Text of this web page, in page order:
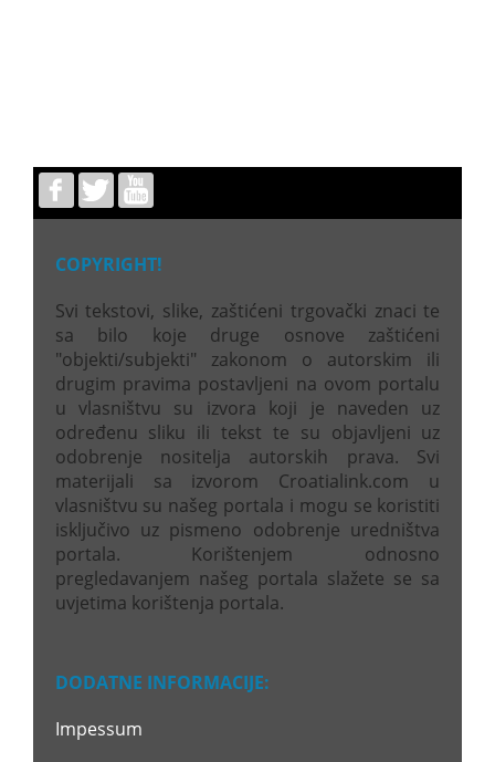
COPYRIGHT!
Svi tekstovi, slike, zaštićeni trgovački znaci te
sa bilo koje druge osnove zaštićeni
"objekti/subjekti" zakonom o autorskim ili
drugim pravima postavljeni na ovom portalu
u vlasništvu su izvora koji je naveden uz
određenu sliku ili tekst te su objavljeni uz
odobrenje nositelja autorskih prava. Svi
materijali sa izvorom Croatialink.com u
vlasništvu su našeg portala i mogu se koristiti
isključivo uz pismeno odobrenje uredništva
portala. Korištenjem odnosno
pregledavanjem našeg portala slažete se sa
uvjetima korištenja portala.
DODATNE INFORMACIJE:
Impessum